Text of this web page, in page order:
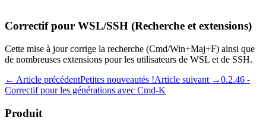
Correctif pour WSL/SSH (Recherche et extensions)
Cette mise à jour corrige la recherche (Cmd/Win+Maj+F) ainsi que
de nombreuses extensions pour les utilisateurs de WSL et de SSH.
← Article précédentPetites nouveautés !Article suivant →0.2.46 -
Correctif pour les générations avec Cmd-K
Produit